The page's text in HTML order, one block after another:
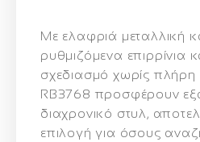
Με ελαφριά μεταλλική
ρυθμιζόμενα επιρρίνια
σχεδιασμό χωρίς πλήρη
RB3768 προσφέρουν
διαχρονικό στυλ,
επιλογή για όσους